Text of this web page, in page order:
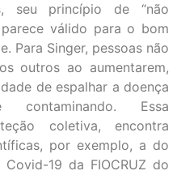
seu princípio de “não
válido para o bom
Para Singer, pessoas não
outros ao aumentarem,
de espalhar a doença
contaminando. Essa
coletiva, encontra
por exemplo, a do
19 da FIOCRUZ do